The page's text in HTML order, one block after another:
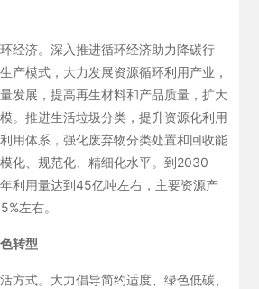
经济。深入推进循环经济助力降碳行
产模式，大力发展资源循环利用产业，
发展，提高再生材料和产品质量，扩大
。推进生活垃圾分类，提升资源化利用
用体系，强化废弃物分类处置和回收能
化、规范化、精细化水平。到2030
利用量达到45亿吨左右，主要资源产
左右。
转型
方式。大力倡导简约适度、绿色低碳、